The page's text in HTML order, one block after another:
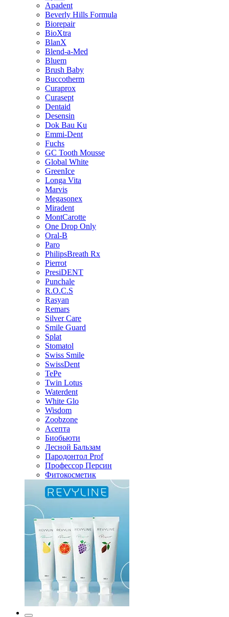
Apadent
Beverly Hills Formula
Biorepair
BioXtra
BlanX
Blend-a-Med
Bluem
Brush Baby
Buccotherm
Curaprox
Curasept
Dentaid
Desensin
Dok Bau Ku
Emmi-Dent
Fuchs
GC Tooth Mousse
Global White
GreenIce
Longa Vita
Marvis
Megasonex
Miradent
MontCarotte
One Drop Only
Oral-B
Paro
PhilipsBreath Rx
Pierrot
PresiDENT
Punchale
R.O.C.S
Rasyan
Remars
Silver Care
Smile Guard
Splat
Stomatol
Swiss Smile
SwissDent
TePe
Twin Lotus
Waterdent
White Glo
Wisdom
Zoobzone
Асепта
Биобьюти
Лесной Бальзам
Пародонтол Prof
Профессор Персин
Фитокосметик